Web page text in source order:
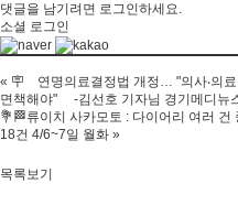
댓글을 남기려면 로그인하세요.
소셜 로그인
« 🪧 연명의료결정법 개정… "의사‧의
면책해야" -김선호 기자님 경기메디
💐🏁류이치 사카모토 : 다이어리 여러
18건 4/6~7일 월화 »
목록보기